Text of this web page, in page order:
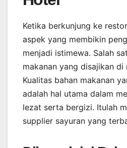
Ketika berkunjung ke
aspek yang membikin
menjadi istimewa. Salah
makanan yang disajikan
Kualitas bahan makanan
adalah hal utama dalam
lezat serta bergizi. Itulah
supplier sayuran yang